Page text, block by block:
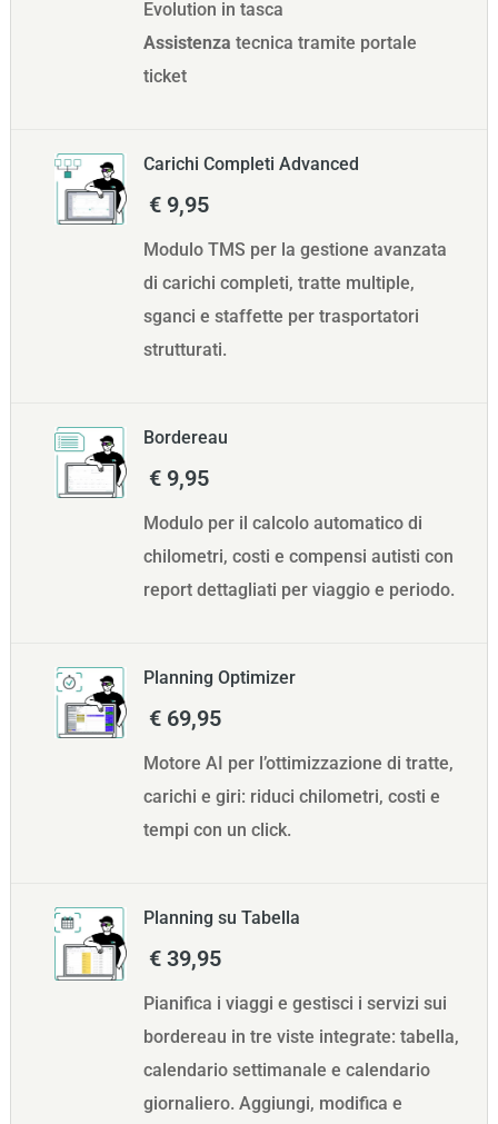
Evolution in tasca
Assistenza tecnica tramite portale
ticket
Carichi Completi Advanced
€ 9,95
Modulo TMS per la gestione avanzata
di carichi completi, tratte multiple,
sganci e staffette per trasportatori
strutturati.
Bordereau
€ 9,95
Modulo per il calcolo automatico di
chilometri, costi e compensi autisti con
report dettagliati per viaggio e periodo.
Planning Optimizer
€ 69,95
Motore AI per l’ottimizzazione di tratte,
carichi e giri: riduci chilometri, costi e
tempi con un click.
Planning su Tabella
€ 39,95
Pianifica i viaggi e gestisci i servizi sui
bordereau in tre viste integrate: tabella,
calendario settimanale e calendario
giornaliero. Aggiungi, modifica e